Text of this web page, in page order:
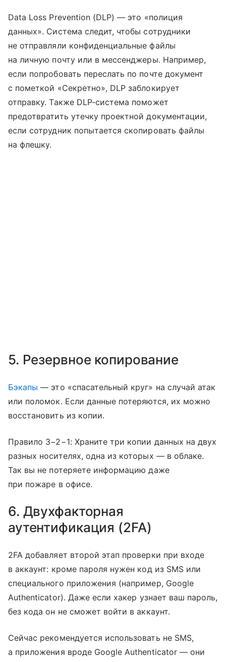
Data Loss Prevention (DLP) — это «полиция
данных». Система следит, чтобы сотрудники
не отправляли конфиденциальные файлы
на личную почту или в мессенджеры. Например,
если попробовать переслать по почте документ
с пометкой «Секретно», DLP заблокирует
отправку. Также DLP-система поможет
предотвратить утечку проектной документации,
если сотрудник попытается скопировать файлы
на флешку.
5. Резервное копирование
Бэкапы — это «спасательный круг» на случай атак
или поломок. Если данные потеряются, их можно
восстановить из копии.
Правило 3−2−1: Храните три копии данных на двух
разных носителях, одна из которых — в облаке.
Так вы не потеряете информацию даже
при пожаре в офисе.
6. Двухфакторная
аутентификация (2FA)
2FA добавляет второй этап проверки при входе
в аккаунт: кроме пароля нужен код из SMS или
специального приложения (например, Google
Authenticator). Даже если хакер узнает ваш пароль,
без кода он не сможет войти в аккаунт.
Сейчас рекомендуется использовать не SMS,
а приложения вроде Google Authenticator — они